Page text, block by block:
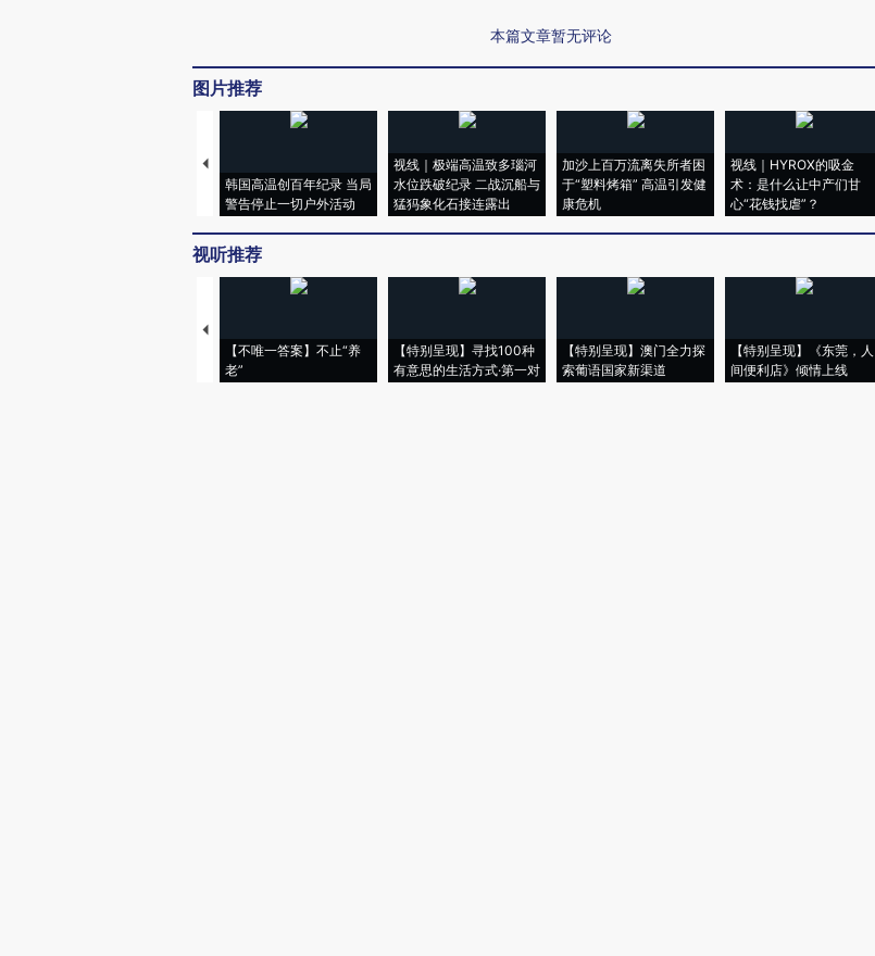
本篇文章暂无评论
图片推荐
韩国高温创百年纪录 当局
警告停止一切户外活动
视线｜极端高温致多瑙河
水位跌破纪录 二战沉船与
猛犸象化石接连露出
加沙上百万流离失所者困
于“塑料烤箱” 高温引发健
康危机
视线｜HYROX的吸金
术：是什么让中产们甘
心“花钱找虐”？
视听推荐
【不唯一答案】不止“养
老”
【特别呈现】寻找100种
有意思的生活方式·第一对
【特别呈现】澳门全力探
索葡语国家新渠道
【特别呈现】《东莞，人
间便利店》倾情上线